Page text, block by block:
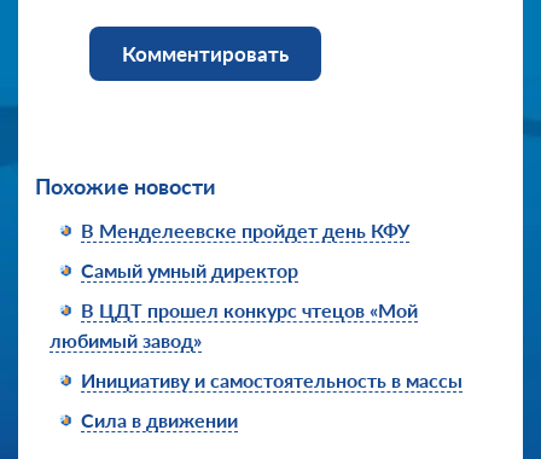
Комментировать
Похожие новости
В Менделеевске пройдет день КФУ
Самый умный директор
В ЦДТ прошел конкурс чтецов «Мой
любимый завод»
Инициативу и самостоятельность в массы
Сила в движении